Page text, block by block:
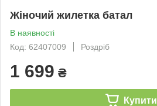
Жіночий жилетка батал
В наявності
Код: 62407009
Роздріб
1 699 ₴
Купити